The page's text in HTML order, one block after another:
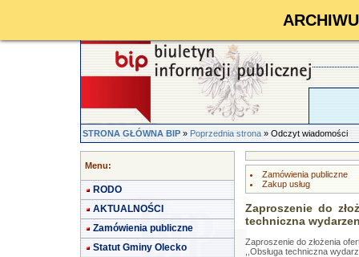
STRONA GŁÓWNA BIP»Poprzednia strona» Odczyt wiadomości
Menu:
RODO
AKTUALNOŚCI
Zamówienia publiczne
Statut Gminy Olecko
Zamówienia publiczne
Zakup usług
Zaproszenie do
techniczna
Zaproszenie do złożenia
,,Obsługa techniczna